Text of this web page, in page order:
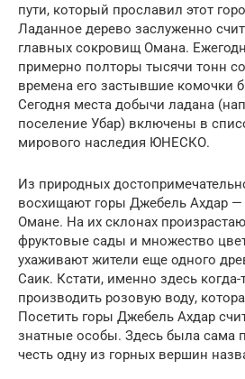
пути, который прославил этот
Ладанное дерево заслуженно
главных сокровищ Омана.
примерно полторы тысячи тонн
времена его застывшие комочки
Сегодня места добычи ладана
поселение Убар) включены в
мирового наследия ЮНЕСКО.
Из природных
восхищают горы Джебель Ахдар
Омане. На их склонах
фруктовые сады и множество
ухаживают жители еще одного
Саик. Кстати, именно здесь
производить розовую воду,
Посетить горы Джебель Ахдар
знатные особы. Здесь была сама
честь одну из горных вершин